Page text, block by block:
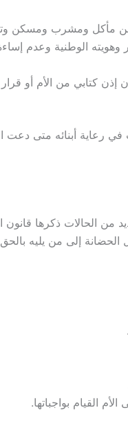
من مأكل ومشرب ومسكن
الوطنية وعدم
إذن كتابي من الأم أو
في رعاية أبنائه متى
من الحالات ذكرها
إلى من يليه
القيام بواجباتها.